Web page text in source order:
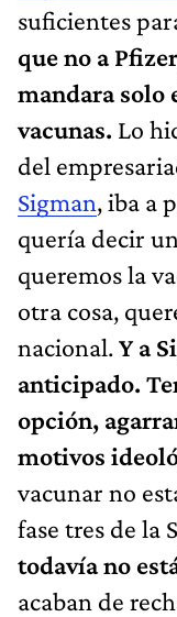
suficientes
que no a
mandara solo
vacunas. Lo
del
Sigman, iba a
quería decir
queremos la
otra cosa,
nacional.Y a
anticipado.
opción,
motivos
vacunar no
fase tres de la
todavía no
acaban de